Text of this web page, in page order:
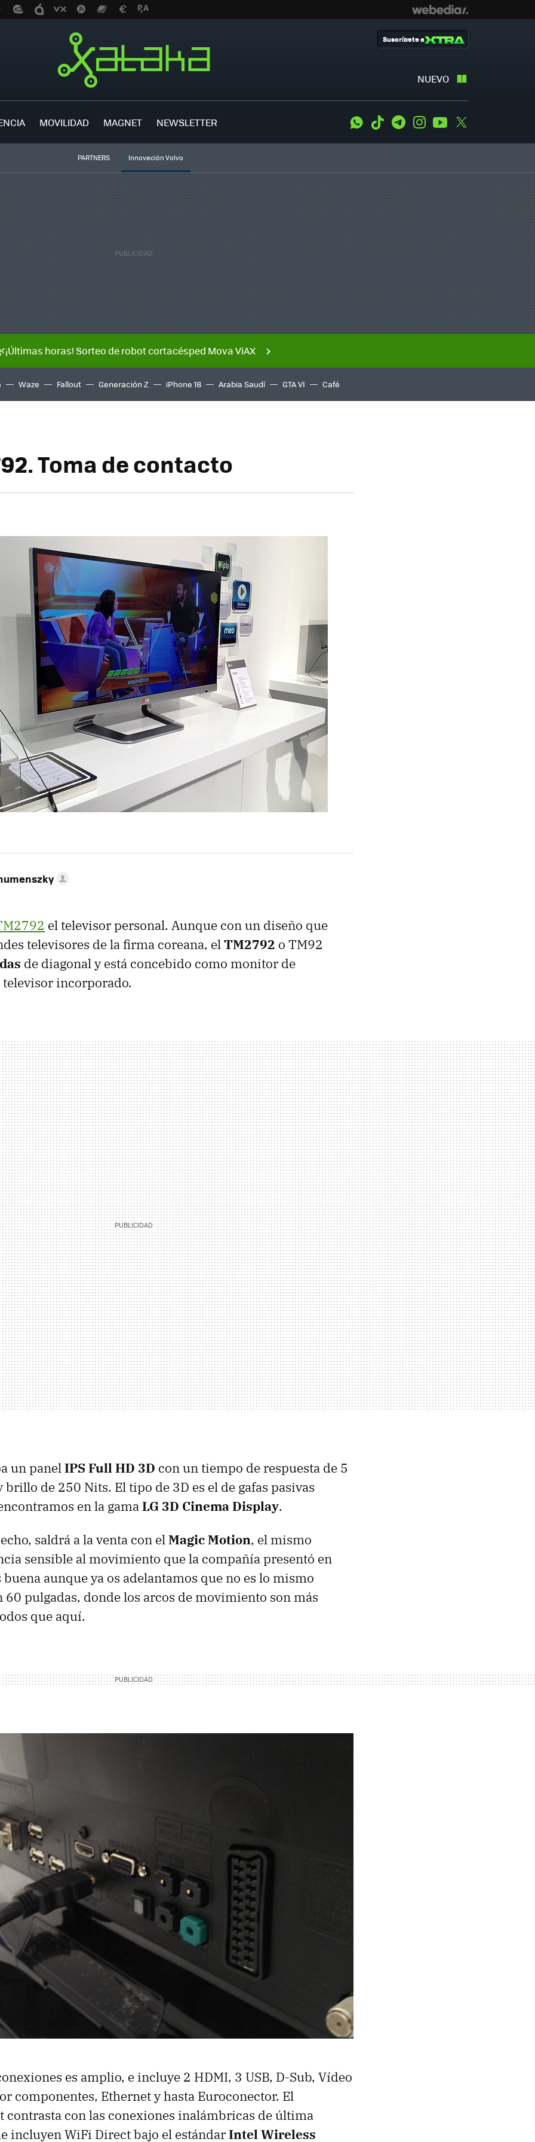
NUEVO
Suscríbete a
MOVILIDAD MAGNET NEWSLETTER WhatsApp
Tiktok TelegramInstagramYoutube
PARTNERS Innovación Volvo
horas! Sorteo de robot cortacésped Mova ViAX
Waze Fallout Generación Z iPhone 18 Arabia Saudí GTA VI Café
Toma de contacto
el televisor personal. Aunque con un diseño que
televisores de la firma coreana, elTM2792 o TM92
de diagonal y está concebido como monitor de
incorporado.
un panelIPSFull HD 3D con un tiempo de respuesta de 5
de 250 Nits. El tipo de 3D es el de gafas pasivas
en la gamaLG 3D Cinema Display.
saldrá a la venta con elMagic Motion, el mismo
sensible al movimiento que la compañía presentó en
buena aunque ya os adelantamos que no es lo mismo
pulgadas, donde los arcos de movimiento son más
que aquí.
es amplio, e incluye 2 HDMI, 3 USB, D-Sub, Vídeo
componentes, Ethernet y hasta Euroconector. El
contrasta con las conexiones inalámbricas de última
incluyen WiFi Direct bajo el estándarIntel Wireless